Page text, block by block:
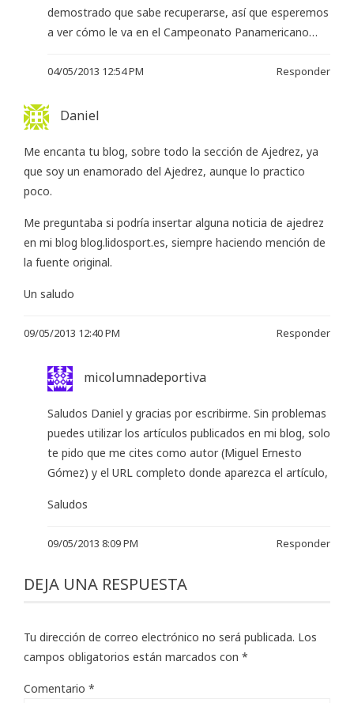
demostrado que sabe recuperarse, así que esperemos
a ver cómo le va en el Campeonato Panamericano…
04/05/2013 12:54 PM Responder
Daniel
Me encanta tu blog, sobre todo la sección de Ajedrez, ya
que soy un enamorado del Ajedrez, aunque lo practico
poco.
Me preguntaba si podría insertar alguna noticia de ajedrez
en mi blog blog.lidosport.es, siempre haciendo mención de
la fuente original.
Un saludo
09/05/2013 12:40 PM Responder
micolumnadeportiva
Saludos Daniel y gracias por escribirme. Sin problemas
puedes utilizar los artículos publicados en mi blog, solo
te pido que me cites como autor (Miguel Ernesto
Gómez) y el URL completo donde aparezca el artículo,
Saludos
09/05/2013 8:09 PM Responder
DEJA UNA RESPUESTA
Tu dirección de correo electrónico no será publicada. Los
campos obligatorios están marcados con *
Comentario *